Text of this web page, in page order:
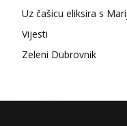
Uz čašicu eliksira s
Vijesti
Zeleni Dubrovnik